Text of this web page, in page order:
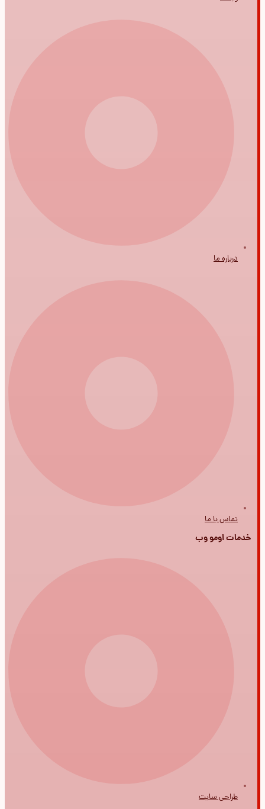
درباره ما
تماس با ما
خدمات اومو وب
طراحی سایت